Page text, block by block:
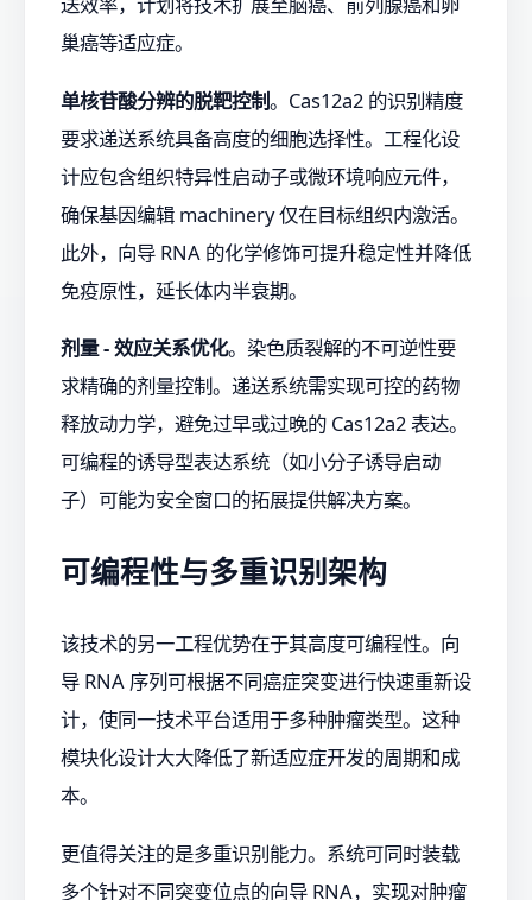
巢癌等适应症。
单核苷酸分辨的脱靶控制。Cas12a2 的识别精度
要求递送系统具备高度的细胞选择性。工程化设
计应包含组织特异性启动子或微环境响应元件，
确保基因编辑 machinery 仅在目标组织内激活。
此外，向导 RNA 的化学修饰可提升稳定性并降低
免疫原性，延长体内半衰期。
剂量 - 效应关系优化。染色质裂解的不可逆性要
求精确的剂量控制。递送系统需实现可控的药物
释放动力学，避免过早或过晚的 Cas12a2 表达。
可编程的诱导型表达系统（如小分子诱导启动
子）可能为安全窗口的拓展提供解决方案。
可编程性与多重识别架构
该技术的另一工程优势在于其高度可编程性。向
导 RNA 序列可根据不同癌症突变进行快速重新设
计，使同一技术平台适用于多种肿瘤类型。这种
模块化设计大大降低了新适应症开发的周期和成
本。
更值得关注的是多重识别能力。系统可同时装载
多个针对不同突变位点的向导 RNA，实现对肿瘤